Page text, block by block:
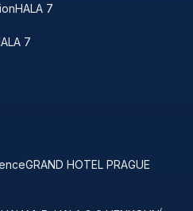
HALA 7
7
GRAND HOTEL PRAGUE